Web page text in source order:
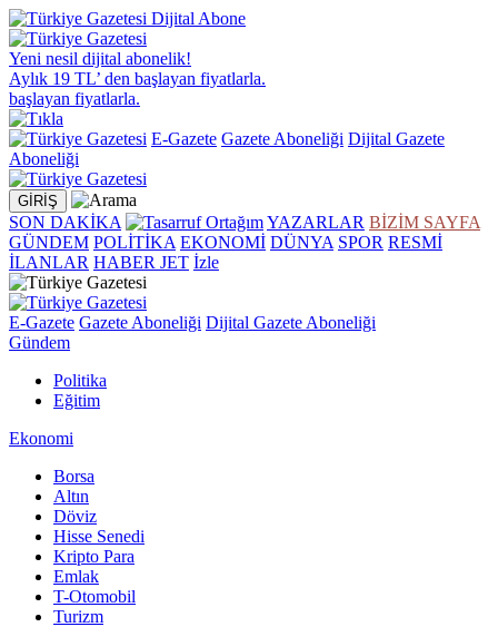
Yeni nesil dijital abonelik!
Aylık 19 TL’ den başlayan fiyatlarla.
başlayan fiyatlarla.
E-Gazete Gazete Aboneliği Dijital Gazete
Aboneliği
GİRİŞ
SON DAKİKA YAZARLAR BİZİM SAYFA
GÜNDEM POLİTİKA EKONOMİ DÜNYA SPOR RESMİ
İLANLAR HABER JET İzle
E-Gazete Gazete Aboneliği Dijital Gazete Aboneliği
Gündem
Politika
Eğitim
Ekonomi
Borsa
Altın
Döviz
Hisse Senedi
Kripto Para
Emlak
T-Otomobil
Turizm